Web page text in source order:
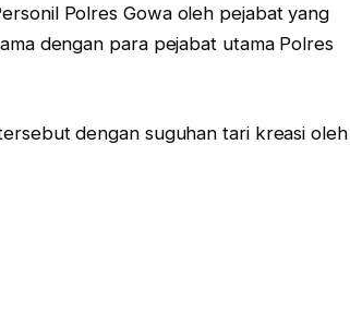
Polres Gowa oleh pejabat yang
dengan para pejabat utama Polres
dengan suguhan tari kreasi oleh